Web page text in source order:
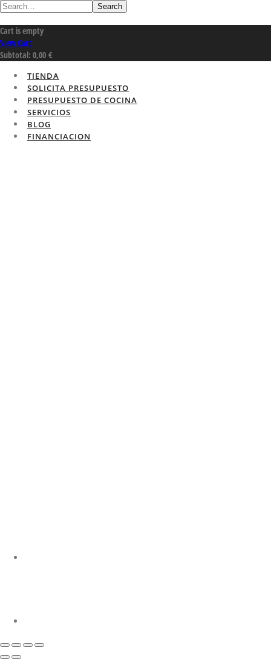
Search
Cart is empty
View Cart
Subtotal: 0,00 €
TIENDA
SOLICITA PRESUPUESTO
PRESUPUESTO DE COCINA
SERVICIOS
BLOG
FINANCIACION